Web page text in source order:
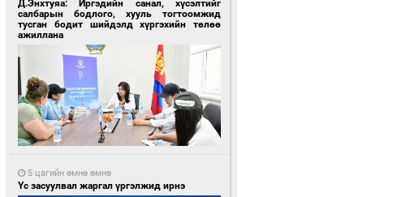
Д.Энхтуяа: Иргэдийн санал, хүсэлтийг
салбарын бодлого, хууль тогтоомжид
тусган бодит шийдэлд хүргэхийн төлөө
ажиллана
5 цагийн өмнө өмнө
Үс засуулвал жаргал үргэлжид ирнэ